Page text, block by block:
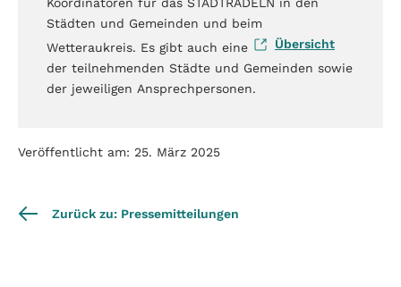
Koordinatoren für das STADTRADELN in den
Städten und Gemeinden und beim
Wetteraukreis. Es gibt auch eine
Übersicht
der teilnehmenden Städte und Gemeinden sowie
der jeweiligen Ansprechpersonen.
Veröffentlicht am: 25. März 2025
Zurück zu: Pressemitteilungen